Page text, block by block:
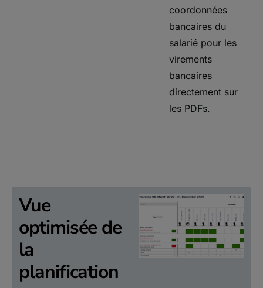
coordonnées
bancaires du
salarié pour les
virements
bancaires
directement sur
les PDFs.
Vue
optimisée de
la
planification